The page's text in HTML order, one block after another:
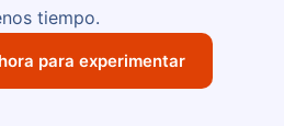
tiempo.
para experimentar